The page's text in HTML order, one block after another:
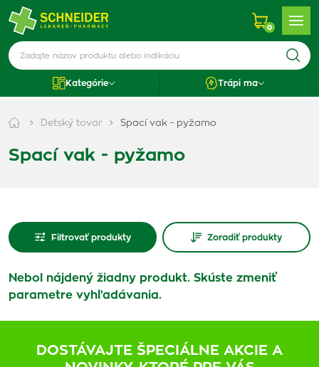
0
Kategórie Trápi ma
Detský tovar Spací vak - pyžamo
Spací vak - pyžamo
Filtrovať produkty Zoradiť produkty
Nebol nájdený žiadny produkt. Skúste zmeniť
parametre vyhľadávania.
DOSTÁVAJTE ŠPECIÁLNE AKCIE A